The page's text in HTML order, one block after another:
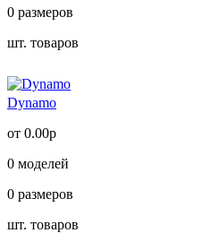
0 размеров
шт. товаров
Dynamo
от 0.00р
0 моделей
0 размеров
шт. товаров